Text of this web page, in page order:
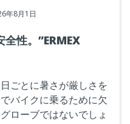
年8月1日
性。”ERMEX
ごとに暑さが厳しさを
バイクに乗るために欠
ローブではないでしょ